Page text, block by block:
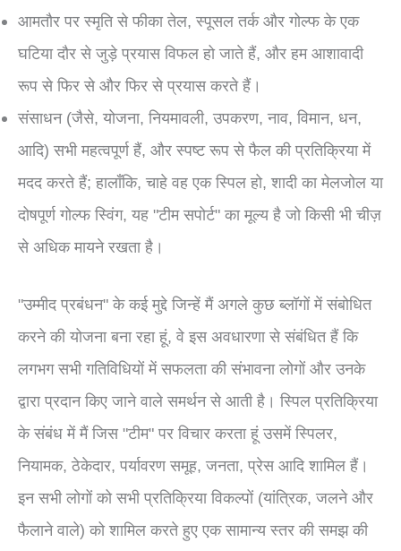
आमतौर पर स्मृति से फीका तेल, स्पूसल तर्क और गोल्फ के एक
घटिया दौर से जुड़े प्रयास विफल हो जाते हैं, और हम आशावादी
रूप से फिर से और फिर से प्रयास करते हैं।
संसाधन (जैसे, योजना, नियमावली, उपकरण, नाव, विमान, धन,
आदि) सभी महत्वपूर्ण हैं, और स्पष्ट रूप से फैल की प्रतिक्रिया में
मदद करते हैं; हालाँकि, चाहे वह एक स्पिल हो, शादी का मेलजोल या
दोषपूर्ण गोल्फ स्विंग, यह "टीम सपोर्ट" का मूल्य है जो किसी भी चीज़
से अधिक मायने रखता है।
"उम्मीद प्रबंधन" के कई मुद्दे जिन्हें मैं अगले कुछ ब्लॉगों में संबोधित
करने की योजना बना रहा हूं, वे इस अवधारणा से संबंधित हैं कि
लगभग सभी गतिविधियों में सफलता की संभावना लोगों और उनके
द्वारा प्रदान किए जाने वाले समर्थन से आती है। स्पिल प्रतिक्रिया
के संबंध में मैं जिस "टीम" पर विचार करता हूं उसमें स्पिलर,
नियामक, ठेकेदार, पर्यावरण समूह, जनता, प्रेस आदि शामिल हैं।
इन सभी लोगों को सभी प्रतिक्रिया विकल्पों (यांत्रिक, जलने और
फैलाने वाले) को शामिल करते हुए एक सामान्य स्तर की समझ की